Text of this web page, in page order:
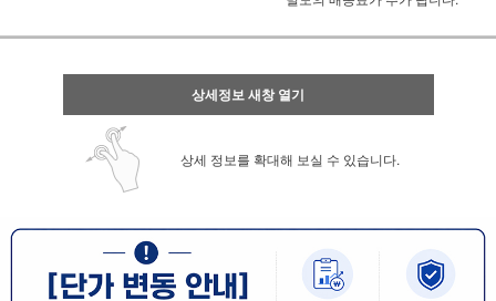
상세정보 새창 열기
상세 정보를 확대해 보실 수 있습니다.